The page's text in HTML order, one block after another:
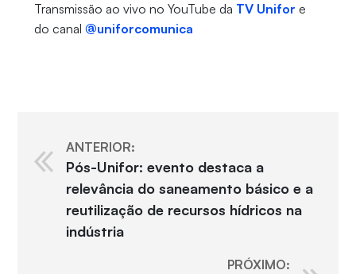
Transmissão ao vivo no YouTube da TV Unifor e
do canal @uniforcomunica
ANTERIOR:
Pós-Unifor: evento destaca a
relevância do saneamento básico e a
reutilização de recursos hídricos na
indústria
PRÓXIMO: